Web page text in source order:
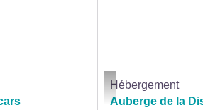
des Bois - Aire de camping-car Chapelle des
AUBERGE DE LA
Hébergement
Auberge de la